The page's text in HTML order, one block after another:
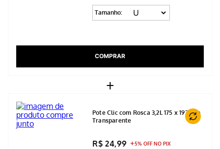
Tamanho:
COMPRAR
+
Pote Clic com Rosca 3,2L 175 x 193 mm
Transparente
R$ 24,99 5% OFF NO PIX